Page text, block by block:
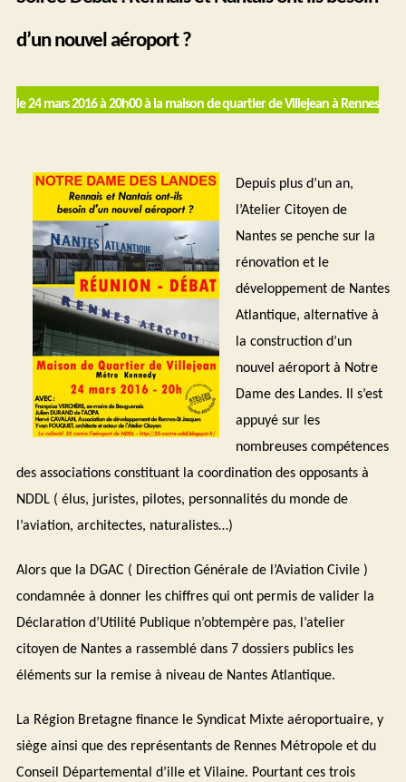
d’un nouvel aéroport ?
le 24 mars 2016 à 20h00 à la maison de quartier de Villejean à Rennes
Depuis plus d’un an,
l’Atelier Citoyen de
Nantes se penche sur la
rénovation et le
développement de Nantes
Atlantique, alternative à
la construction d’un
nouvel aéroport à Notre
Dame des Landes. Il s’est
appuyé sur les
nombreuses compétences
des associations constituant la coordination des opposants à
NDDL ( élus, juristes, pilotes, personnalités du monde de
l’aviation, architectes, naturalistes…)
Alors que la DGAC ( Direction Générale de l’Aviation Civile )
condamnée à donner les chiffres qui ont permis de valider la
Déclaration d’Utilité Publique n’obtempère pas, l’atelier
citoyen de Nantes a rassemblé dans 7 dossiers publics les
éléments sur la remise à niveau de Nantes Atlantique.
La Région Bretagne finance le Syndicat Mixte aéroportuaire, y
siège ainsi que des représentants de Rennes Métropole et du
Conseil Départemental d’ille et Vilaine. Pourtant ces trois